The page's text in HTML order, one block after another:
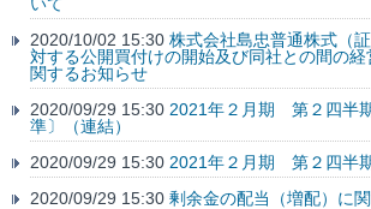
2020/10/02 15:30 株式会社島忠普通株式（
対する公開買付けの開始及び同社との間の経
関するお知らせ
2020/09/29 15:30 2021年２月期 第２四半
準〕（連結）
2020/09/29 15:30 2021年２月期 第２四半
2020/09/29 15:30 剰余金の配当（増配）に